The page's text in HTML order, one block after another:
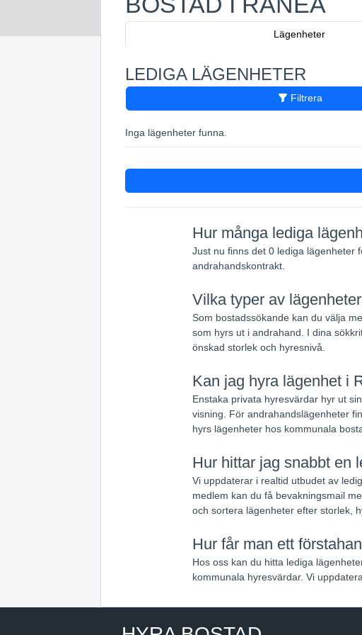
Lägenheter
LEDIGA LÄGENHETER
Filtrera
Inga lägenheter funna.
Hur många lediga
Just nu finns det 0 lediga lägenheter
andrahandskontrakt.
Vilka typer av
Som bostadssökande kan du välja
som hyrs ut i andrahand. I dina
önskad storlek och hyresnivå.
Kan jag hyra lägenhet i
Enstaka privata hyresvärdar hyr ut
visning. För andrahandslägenheter
hyrs lägenheter hos kommunala
Hur hittar jag snabbt en
Vi uppdaterar i realtid utbudet av
medlem kan du få bevakningsmail
och sortera lägenheter efter storlek,
Hur får man ett
Hos oss kan du hitta lediga
kommunala hyresvärdar. Vi